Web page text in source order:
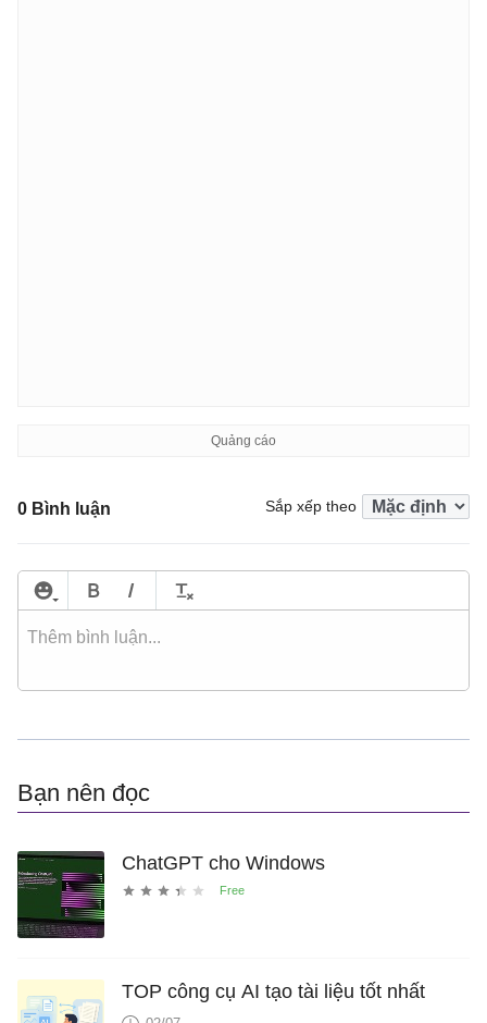
0 Bình luận Sắp xếp theo
Bạn nên đọc
ChatGPT cho Windows
TOP công cụ AI tạo tài liệu tốt nhất